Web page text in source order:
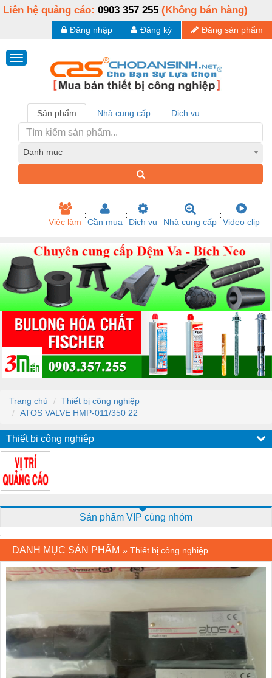
Liên hệ quảng cáo: 0903 357 255 (Không bán hàng)
Đăng sản phẩm
Đăng ký
Đăng nhập
Sản phẩm Nhà cung cấp Dịch vụ
Danh mục
Việc làm Cần mua Dịch vụ Nhà cung cấp Video clip
Trang chủ
Thiết bị công nghiệp
ATOS VALVE HMP-011/350 22
Thiết bị công nghiệp
Sản phẩm VIP cùng nhóm
DANH MỤC SẢN PHẨM » Thiết bị công nghiệp